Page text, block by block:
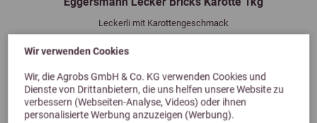
Wir verwenden Cookies
Wir, die Agrobs GmbH & Co. KG verwenden Cookies und
Dienste von Drittanbietern, die uns helfen unsere Website zu
verbessern (Webseiten-Analyse, Videos) oder ihnen
personalisierte Werbung anzuzeigen (Werbung).
Leckerli mit Karottengeschmack
4,99 €